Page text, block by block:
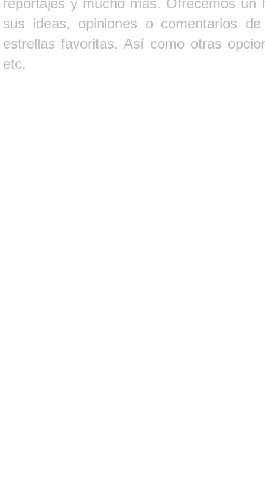
sus ideas, opiniones o comentarios
estrellas favoritas. Así como otras
etc.